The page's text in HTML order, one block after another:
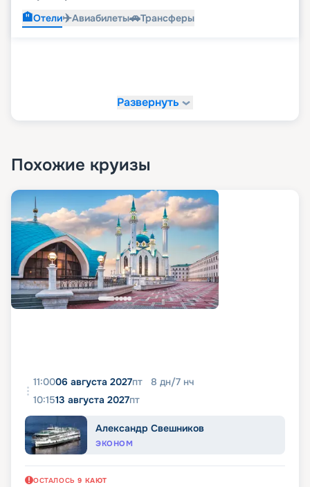
🏨Отели✈️Авиабилеты🚗Трансферы
Развернуть
Похожие круизы
11:0006 августа 2027пт 8 дн/7 нч
10:1513 августа 2027пт
Александр Свешников
ЭКОНОМ
ОСТАЛОСЬ 9 КАЮТ